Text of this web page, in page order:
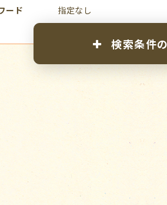
ード
指定なし
検索条件